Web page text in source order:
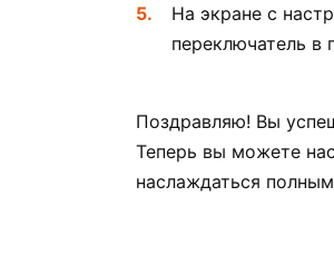
На экране с
переключатель в
Поздравляю! Вы
Теперь вы можете
наслаждаться